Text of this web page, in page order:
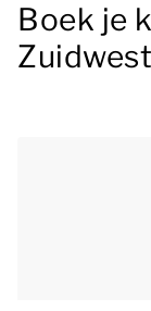
Boek je